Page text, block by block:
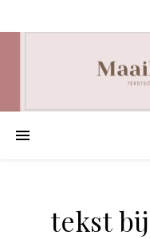
tekst